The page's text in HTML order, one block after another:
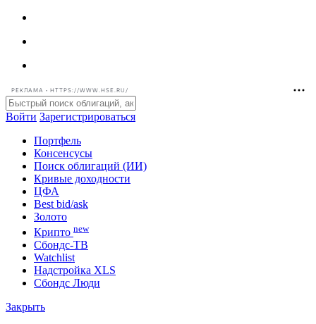
РЕКЛАМА • HTTPS://WWW.HSE.RU/
Войти Зарегистрироваться
Портфель
Консенсусы
Поиск облигаций (ИИ)
Кривые доходности
ЦФА
Best bid/ask
Золото
Крипто new
Сбондс-ТВ
Watchlist
Надстройка XLS
Сбондс Люди
Закрыть